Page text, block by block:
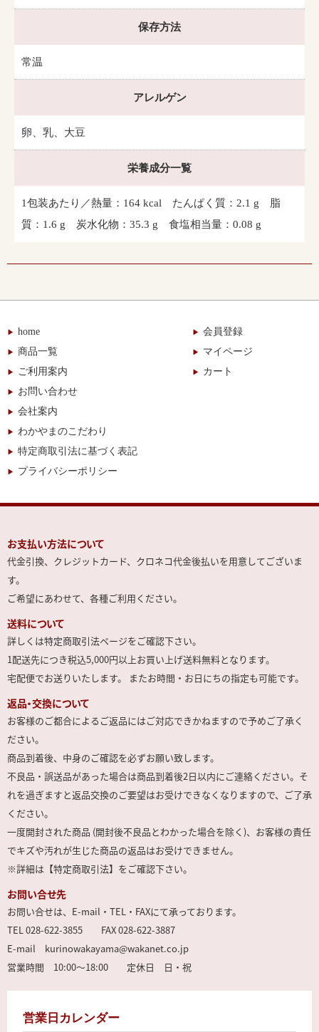
保存方法
常温
アレルゲン
卵、乳、大豆
栄養成分一覧
1包装あたり／熱量：164 kcal たんぱく質：2.1 g 脂
質：1.6 g 炭水化物：35.3 g 食塩相当量：0.08 g
home
商品一覧
ご利用案内
お問い合わせ
会社案内
わかやまのこだわり
特定商取引法に基づく表記
プライバシーポリシー
会員登録
マイページ
カート
お支払い方法について
代金引換、クレジットカード、クロネコ代金後払いを用意してございま
す。
ご希望にあわせて、各種ご利用ください。
送料について
詳しくは特定商取引法ページをご確認下さい。
1配送先につき税込5,000円以上お買い上げ送料無料となります。
宅配便でお送りいたします。 またお時間・お日にちの指定も可能です。
返品・交換について
お客様のご都合によるご返品にはご対応できかねますので予めご了承く
ださい。
商品到着後、中身のご確認を必ずお願い致します。
不良品・誤送品があった場合は商品到着後2日以内にご連絡ください。そ
れを過ぎますと返品交換のご要望はお受けできなくなりますので、ご了承
ください。
一度開封された商品 (開封後不良品とわかった場合を除く)、お客様の責任
でキズや汚れが生じた商品の返品はお受けできません。
※詳細は【特定商取引法】をご確認下さい。
お問い合せ先
お問い合せは、E-mail・TEL・FAXにて承っております。
TEL 028-622-3855 FAX 028-622-3887
E-mail kurinowakayama@wakanet.co.jp
営業時間 10:00～18:00 定休日 日・祝
営業日カレンダー